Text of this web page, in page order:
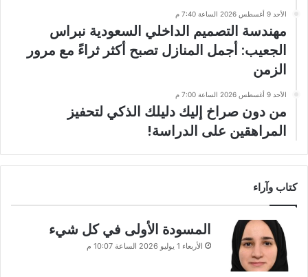
الأحد 9 أغسطس 2026 الساعة 7:40 م
مهندسة التصميم الداخلي السعودية نبراس
الجعيب: أجمل المنازل تصبح أكثر ثراءً مع مرور
الزمن
الأحد 9 أغسطس 2026 الساعة 7:00 م
من دون صراخ إليك دليلك الذكي لتحفيز
المراهقين على الدراسة!
كتاب وآراء
المسودة الأولى في كل شيء
الأربعاء 1 يوليو 2026 الساعة 10:07 م